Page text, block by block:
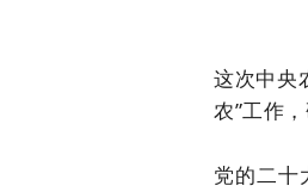
这次中央
农”工作
党的二十